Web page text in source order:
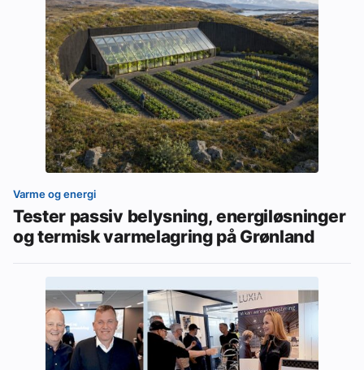
Varme og energi
Tester passiv belysning, energiløsninger
og termisk varmelagring på Grønland